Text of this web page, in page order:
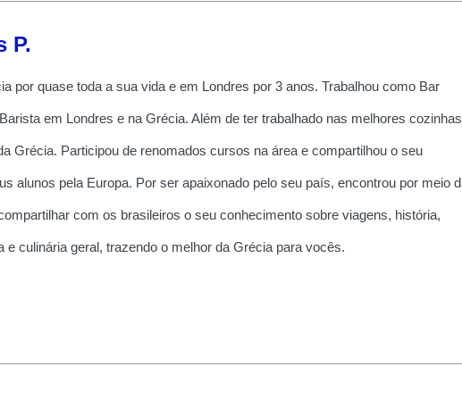
P.
por quase toda a sua vida e em Londres por 3 anos. Trabalhou como Bar
em Londres e na Grécia. Além de ter trabalhado nas melhores cozinhas
Grécia. Participou de renomados cursos na área e compartilhou o seu
alunos pela Europa. Por ser apaixonado pelo seu país, encontrou por meio
com os brasileiros o seu conhecimento sobre viagens, história,
e culinária geral, trazendo o melhor da Grécia para vocês.